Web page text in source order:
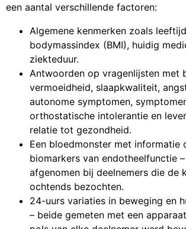
een aantal verschillende factoren:
Algemene kenmerken zoals
bodymassindex (BMI), huidig
ziekteduur.
Antwoorden op vragenlijsten met
vermoeidheid, slaapkwaliteit,
autonome symptomen,
orthostatische intolerantie en
relatie tot gezondheid.
Een bloedmonster met informatie
biomarkers van endotheelfunctie
afgenomen bij deelnemers die de
ochtends bezochten.
24-uurs variaties in beweging en
– beide gemeten met een